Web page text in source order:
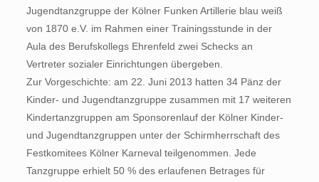
Jugendtanzgruppe der Kölner Funken Artillerie blau weiß
von 1870 e.V. im Rahmen einer Trainingsstunde in der
Aula des Berufskollegs Ehrenfeld zwei Schecks an
Vertreter sozialer Einrichtungen übergeben.
Zur Vorgeschichte: am 22. Juni 2013 hatten 34 Pänz der
Kinder- und Jugendtanzgruppe zusammen mit 17 weiteren
Kindertanzgruppen am Sponsorenlauf der Kölner Kinder-
und Jugendtanzgruppen unter der Schirmherrschaft des
Festkomitees Kölner Karneval teilgenommen. Jede
Tanzgruppe erhielt 50 % des erlaufenen Betrages für